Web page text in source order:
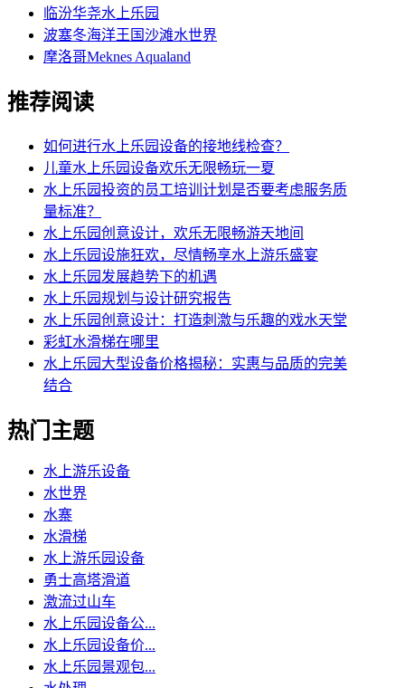
临汾华尧水上乐园
波塞冬海洋王国沙滩水世界
摩洛哥Meknes Aqualand
推荐阅读
如何进行水上乐园设备的接地线检查？
儿童水上乐园设备欢乐无限畅玩一夏
水上乐园投资的员工培训计划是否要考虑服务质
量标准？
水上乐园创意设计，欢乐无限畅游天地间
水上乐园设施狂欢，尽情畅享水上游乐盛宴
水上乐园发展趋势下的机遇
水上乐园规划与设计研究报告
水上乐园创意设计：打造刺激与乐趣的戏水天堂
彩虹水滑梯在哪里
水上乐园大型设备价格揭秘：实惠与品质的完美
结合
热门主题
水上游乐设备
水世界
水寨
水滑梯
水上游乐园设备
勇士高塔滑道
激流过山车
水上乐园设备公...
水上乐园设备价...
水上乐园景观包...